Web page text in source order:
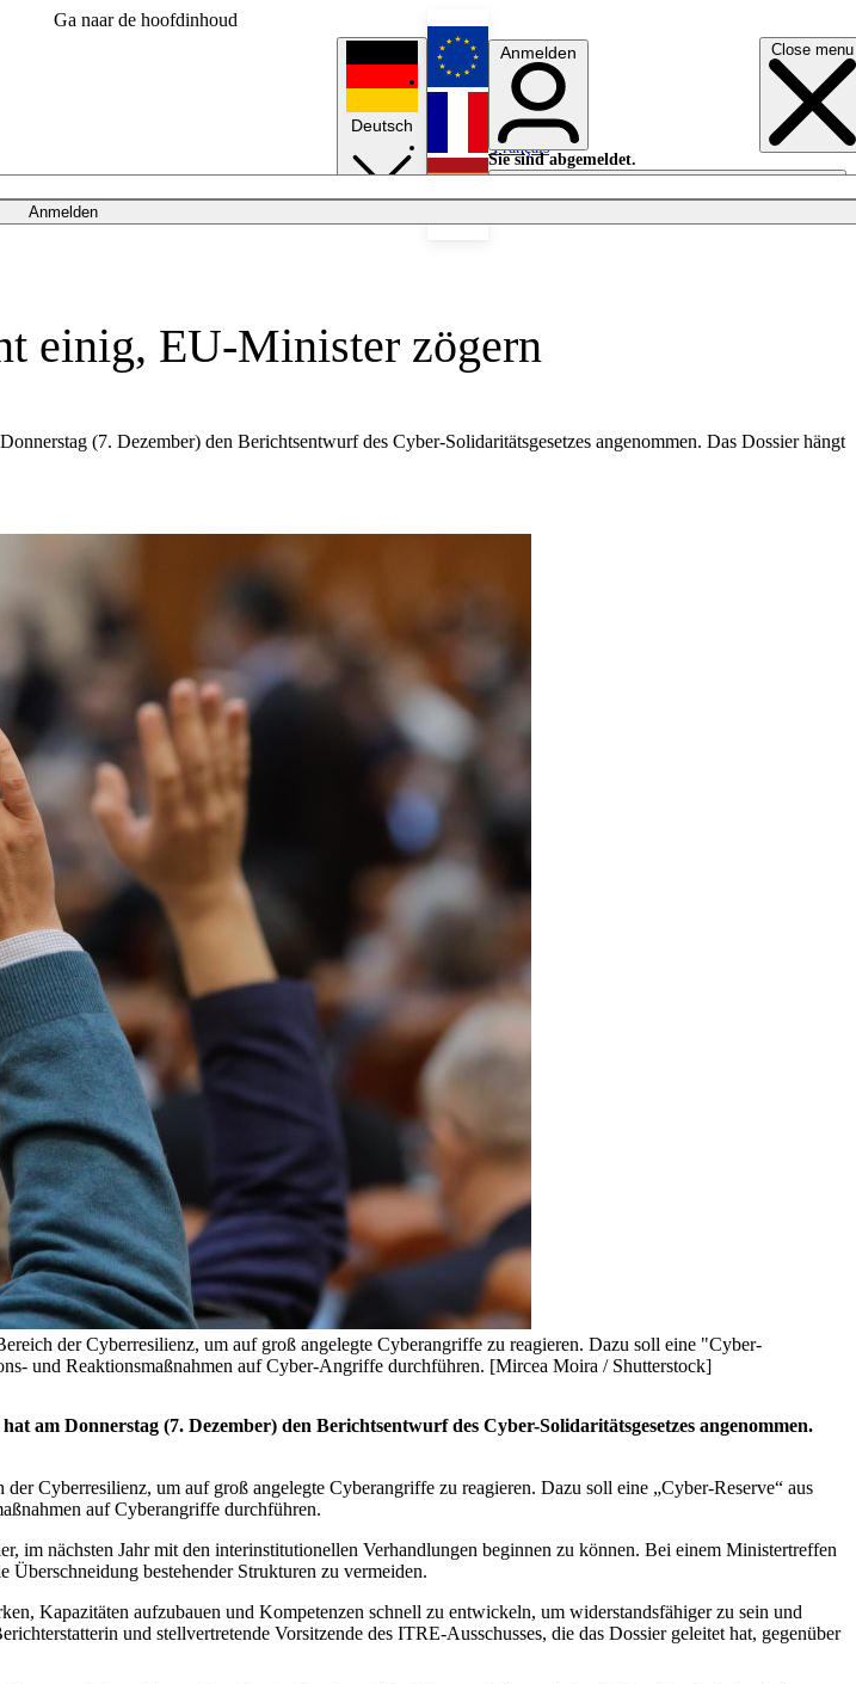
Ga naar de hoofdinhoud
Close menu
Anmelden
Deutsch
English
Français
Anmelden
Sie sind abgemeldet.
Anmelden
Licht aus
einig, EU-Minister zögern
(7. Dezember) den Berichtsentwurf des Cyber-Solidaritätsgesetzes angenommen. Das Dossier hängt
der Cyberresilienz, um auf groß angelegte Cyberangriffe zu reagieren. Dazu soll eine "Cyber-
und Reaktionsmaßnahmen auf Cyber-Angriffe durchführen. [Mircea Moira / Shutterstock]
am Donnerstag (7. Dezember) den Berichtsentwurf des Cyber-Solidaritätsgesetzes angenommen.
Cyberresilienz, um auf groß angelegte Cyberangriffe zu reagieren. Dazu soll eine „Cyber-Reserve“ aus
auf Cyberangriffe durchführen.
im nächsten Jahr mit den interinstitutionellen Verhandlungen beginnen zu können. Bei einem Ministertreffen
bestehender Strukturen zu vermeiden.
Kapazitäten aufzubauen und Kompetenzen schnell zu entwickeln, um widerstandsfähiger zu sein und
und stellvertretende Vorsitzende des ITRE-Ausschusses, die das Dossier geleitet hat, gegenüber